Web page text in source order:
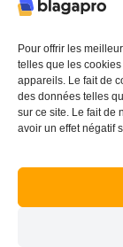
Pour offrir les
telles que les
appareils. Le fait de
des données telles
sur ce site. Le fait de
avoir un effet négatif
© 2022 -